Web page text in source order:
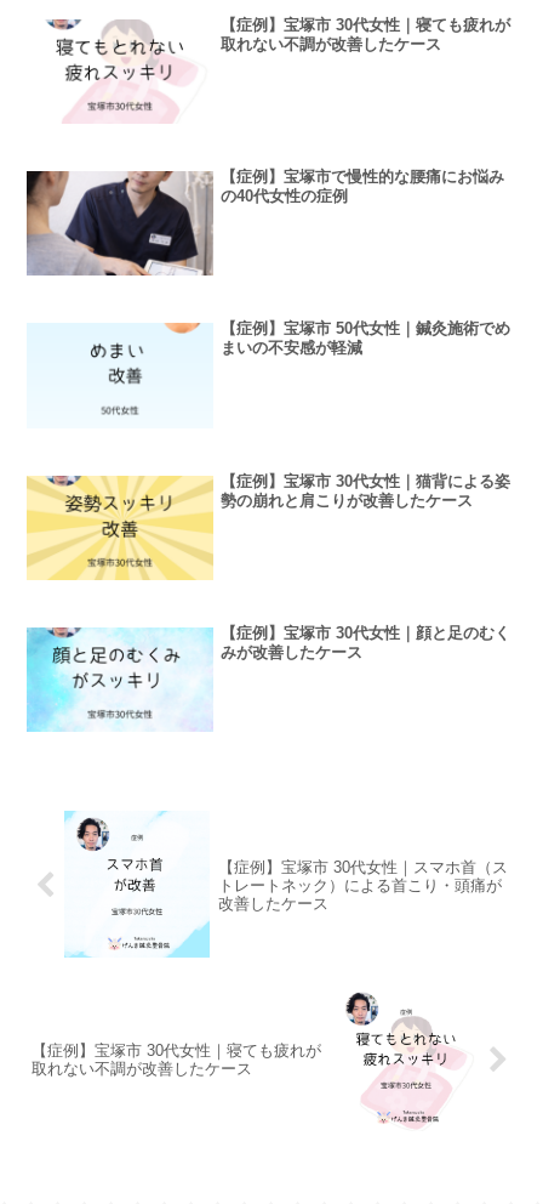
【症例】宝塚市 30代女性｜寝ても疲れが
取れない不調が改善したケース
【症例】宝塚市で慢性的な腰痛にお悩み
の40代女性の症例
【症例】宝塚市 50代女性｜鍼灸施術でめ
まいの不安感が軽減
【症例】宝塚市 30代女性｜猫背による姿
勢の崩れと肩こりが改善したケース
【症例】宝塚市 30代女性｜顔と足のむく
みが改善したケース
【症例】宝塚市 30代女性｜スマホ首（ス
トレートネック）による首こり・頭痛が
改善したケース
【症例】宝塚市 30代女性｜寝ても疲れが
取れない不調が改善したケース